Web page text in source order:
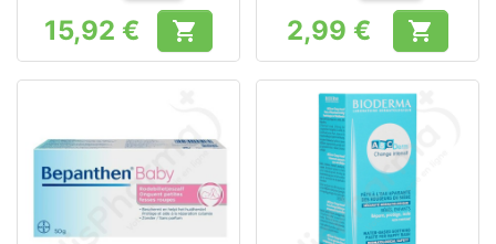
Prix
15,92 €  Prix
2,99 € 